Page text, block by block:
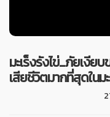
มะเร็งรังไข่...ภัยเงีย
เสียชีวิตมากที่สุดใน